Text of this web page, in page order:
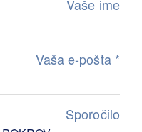
Vaše ime
Vaša e-pošta *
Sporočilo